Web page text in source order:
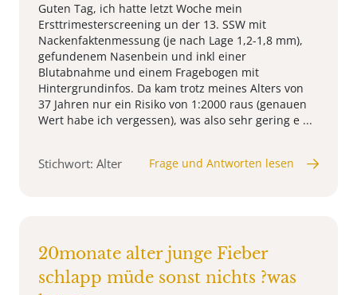
Guten Tag, ich hatte letzt Woche mein
Ersttrimesterscreening un der 13. SSW mit
Nackenfaktenmessung (je nach Lage 1,2-1,8 mm),
gefundenem Nasenbein und inkl einer
Blutabnahme und einem Fragebogen mit
Hintergrundinfos. Da kam trotz meines Alters von
37 Jahren nur ein Risiko von 1:2000 raus (genauen
Wert habe ich vergessen), was also sehr gering e ...
Stichwort: Alter Frage und Antworten lesen
20monate alter junge Fieber
schlapp müde sonst nichts ?was